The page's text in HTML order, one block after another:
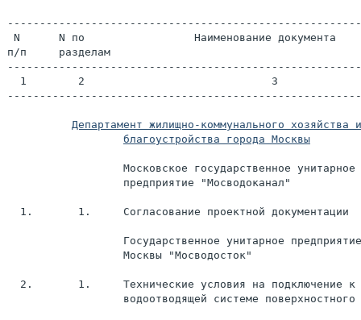
N      N по                 Наименование документа
п/п     разделам
  1        2                             3
благоустройства города Москвы
                  Московское государственное унитарное
                  предприятие "Мосводоканал"
  1.       1.     Согласование проектной документации
Государственное унитарное
                  Москвы "Мосводосток"
2.       1.     Технические условия на подключение к
водоотводящей системе поверхностного